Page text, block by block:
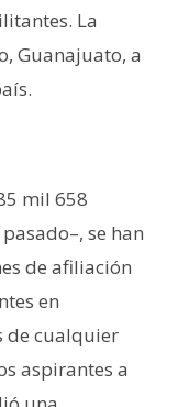
La
Guanajuato, a
mil 658
se han
de afiliación
en
de cualquier
aspirantes a